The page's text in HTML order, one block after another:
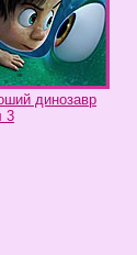
динозавр
3